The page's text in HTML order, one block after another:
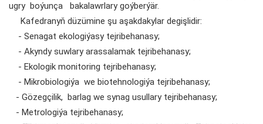
ugry boýunça bakalawrlary goýberýär.
Kafedranyň düzümine şu aşakdakylar degişlidir:
- Senagat ekologiýasy tejribehanasy;
- Akyndy suwlary arassalamak tejribehanasy;
- Ekologik monitoring tejribehanasy;
- Mikrobiologiýa we biotehnologiýa tejribehanasy;
- Gözegçilik, barlag we synag usullary tejribehanasy;
- Metrologiýa tejribehanasy;